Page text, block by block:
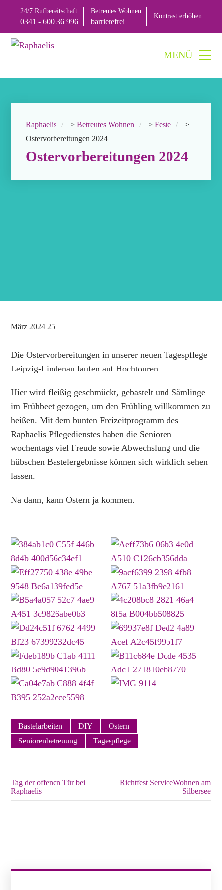
24/7 Rufbereitschaft
0341 - 600 36 996
Betreutes Wohnen
barrierefrei
Kontrast erhöhen
Raphaelis >Betreutes Wohnen >Feste
>
Ostervorbereitungen 2024
Ostervorbereitungen 2024
März 2024 25
Die Ostervorbereitungen in unserer neuen Tagespflege
Leipzig-Lindenau laufen auf Hochtouren.
Hier wird fleißig geschmückt, gebastelt und Sämlinge
im Frühbeet gezogen, um den Frühling willkommen zu
heißen. Mit dem bunten Freizeitprogramm des
Raphaelis Pflegedienstes haben die Senioren
wochentags viel Freude sowie Abwechslung und die
hübschen Bastelergebnisse können sich wirklich sehen
lassen.
Na dann, kann Ostern ja kommen.
Bastelarbeiten DIY
Ostern
Seniorenbetreuung
Tagespflege
Tag der offenen Tür bei
Raphaelis
Richtfest ServiceWohnen am
Silbersee